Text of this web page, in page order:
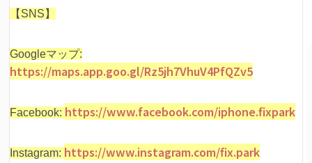
【SNS】
Googleマップ:
https://maps.app.goo.gl/Rz5jh7VhuV4PfQZv5
Facebook: https://www.facebook.com/iphone.fixpark
Instagram: https://www.instagram.com/fix.park